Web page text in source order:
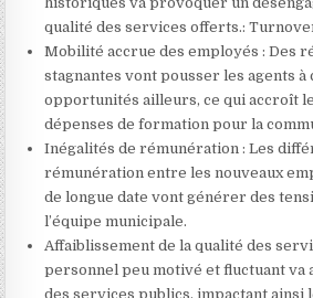
qualité des services offerts.:
Mobilité accrue des employés : Des
stagnantes vont pousser les agents à
opportunités ailleurs, ce qui accroît
dépenses de formation pour la
Inégalités de rémunération : Les
rémunération entre les nouveaux
de longue date vont générer des
l’équipe municipale.
Affaiblissement de la qualité des
personnel peu motivé et fluctuant va
des services publics, impactant ainsi